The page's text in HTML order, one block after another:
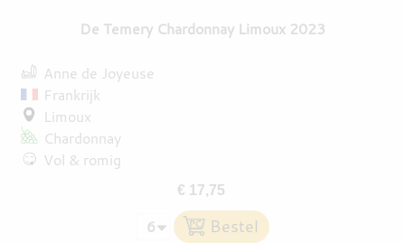
De Temery Chardonnay Limoux 2023
Anne de Joyeuse
Frankrijk
Limoux
Chardonnay
Vol & romig
€ 17,75